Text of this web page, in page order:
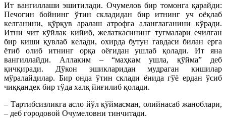
Ит вангиллаши эшитилади. Очумелов бир томонга қарайди:
Печогин бойнинг ўтин складидан бир итнинг уч оёқлаб
келганини, қўрқув аралаш атрофга аланглаганини кўради.
Итни чит кўйлак кийиб, желаткасининг тугмалари ечилган
бир киши қувлаб келади, охирда бутун гавдаси билан ерга
ётиб олиб итнинг орқа оёғидан ушлаб қолади. Ит яна
вангиллайди. Аллаким – “маҳкам ушла, қўйма” деб
қичқиради. Дўкон эшикларидан мудраган кишилар
мўралайдилар. Бир онда ўтин склади ёнида гўё ердан ўсиб
чиққандек бир тўда халқ йиғилиб қолади.
– Тартибсизликга асло йўл қўймасман, олийнасаб жаноблари,
– деб городовой Очумеловни тинчитади.